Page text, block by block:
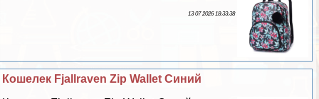
13 07 2026 18:33:38
Кошелек Fjallraven Zip Wallet Синий